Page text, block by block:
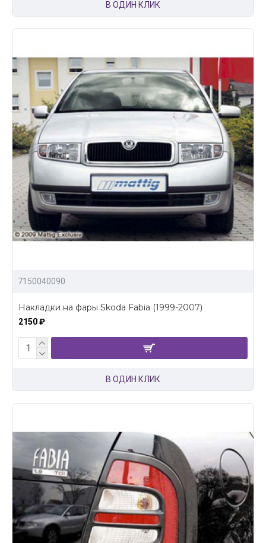
В ОДИН КЛИК
7150040090
Накладки на фары Skoda Fabia (1999-2007)
2150 ₽
В ОДИН КЛИК